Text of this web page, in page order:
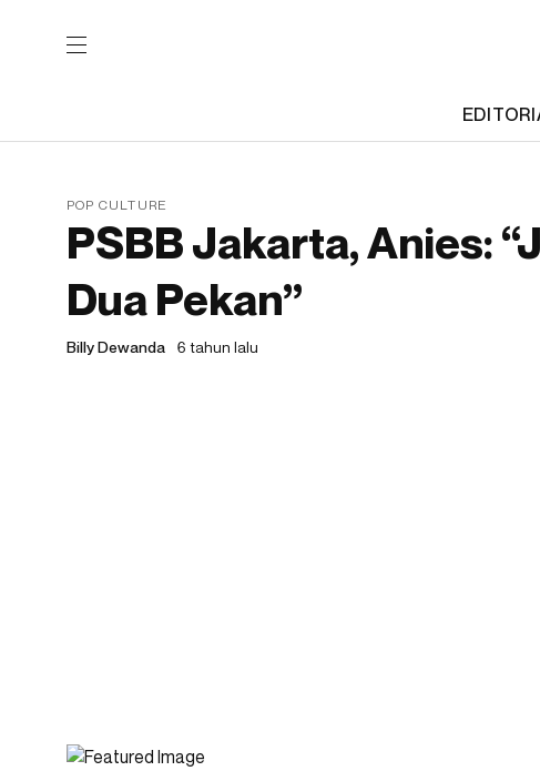
POP CULTURE
PSBB Jakarta, Anies:
Dua Pekan”
Billy Dewanda 6 tahun lalu